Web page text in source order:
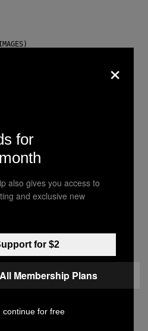
Spectrum
Can Be
4 Pop Songs
to Bring Back
×
for
also gives you access to
and exclusive new
for $2
Membership Plans
continue for free